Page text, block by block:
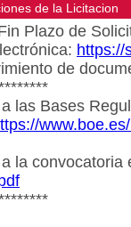
de la Licitacion
Plazo de
https://
de
las Bases
la